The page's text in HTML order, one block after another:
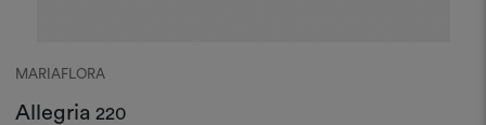
MARIAFLORA
Allegria220